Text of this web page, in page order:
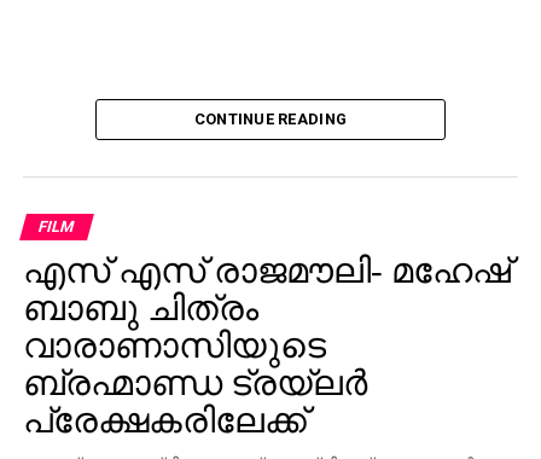
CONTINUE READING
FILM
എസ് എസ് രാജമൗലി- മഹേഷ്
ബാബു ചിത്രം
വാരാണാസിയുടെ
ബ്രഹ്മാണ്ഡ ട്രയ്ലർ
പ്രേക്ഷകരിലേക്ക്